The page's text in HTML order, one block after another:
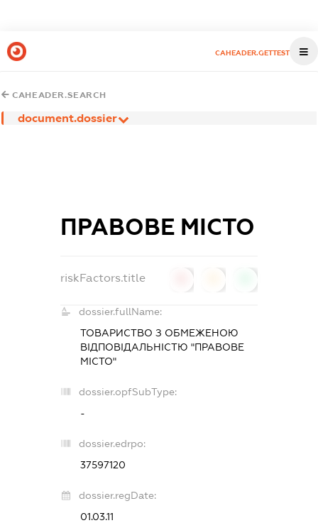
CAHEADER.GETTEST
CAHEADER.SEARCH
document.dossier
ПРАВОВЕ МІСТО
riskFactors.title
dossier.fullName:
ТОВАРИСТВО З ОБМЕЖЕНОЮ
ВІДПОВІДАЛЬНІСТЮ "ПРАВОВЕ
МІСТО"
dossier.opfSubType:
-
dossier.edrpo:
37597120
dossier.regDate:
01.03.11